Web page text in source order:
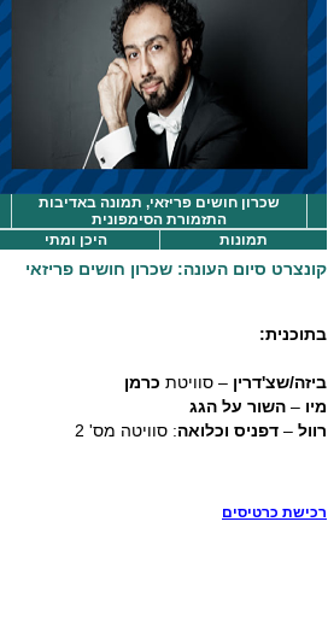
שכרון חושים פריזאי, תמונה באדיבות
התזמורת הסימפונית
תמונות
היכן ומתי
קונצרט סיום העונה: שכרון חושים פריזאי
בתוכנית:
ביזה/שצ'דרין – סוויטת כרמן
מיו – השור על הגג
רוול – דפניס וכלואה: סוויטה מס' 2
רכישת כרטיסים